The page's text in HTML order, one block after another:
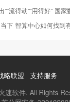
”“流得动”“用得好” 国
当下 智算中心如何找到
略联盟
支持服务
速软件. All Rights